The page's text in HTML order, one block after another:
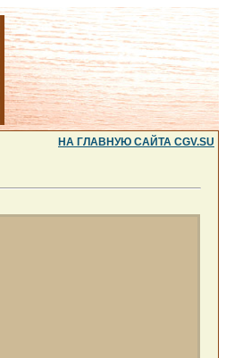
НА ГЛАВНУЮ САЙТА CGV.SU